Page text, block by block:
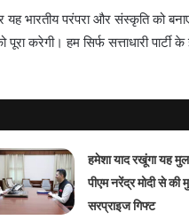
यह भारतीय परंपरा और संस्कृति को
करेगी। हम सिर्फ सत्ताधारी पार्टी
हमेशा याद रखूंगा यह
पीएम नरेंद्र मोदी से की
सरप्राइज गिफ्ट